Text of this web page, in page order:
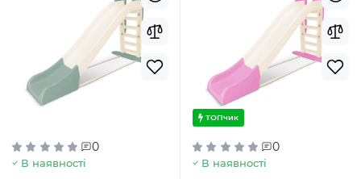
0
В наявності
ТОПчик
0
В наявності